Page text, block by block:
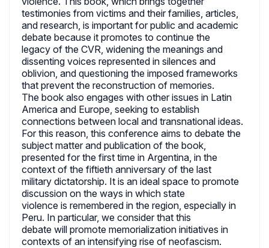
testimonies from victims and their families, articles,
and research, is important for public and academic
debate because it promotes to continue the
legacy of the CVR, widening the meanings and
dissenting voices represented in silences and
oblivion, and questioning the imposed frameworks
that prevent the reconstruction of memories.
The book also engages with other issues in Latin
America and Europe, seeking to establish
connections between local and transnational ideas.
For this reason, this conference aims to debate the
subject matter and publication of the book,
presented for the first time in Argentina, in the
context of the fiftieth anniversary of the last
military dictatorship. It is an ideal space to promote
discussion on the ways in which state
violence is remembered in the region, especially in
Peru. In particular, we consider that this
debate will promote memorialization initiatives in
contexts of an intensifying rise of neofascism.